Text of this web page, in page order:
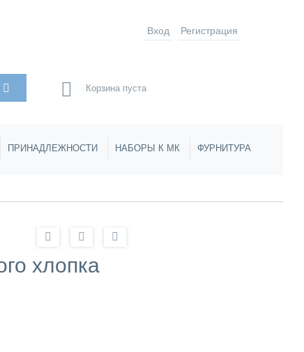
Вход Регистрация
Корзина пуста
ПРИНАДЛЕЖНОСТИ НАБОРЫ К МК ФУРНИТУРА
хлопка